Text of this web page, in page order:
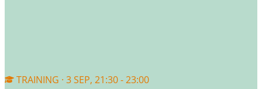
TRAINING · 3 SEP, 21:30 - 23:00